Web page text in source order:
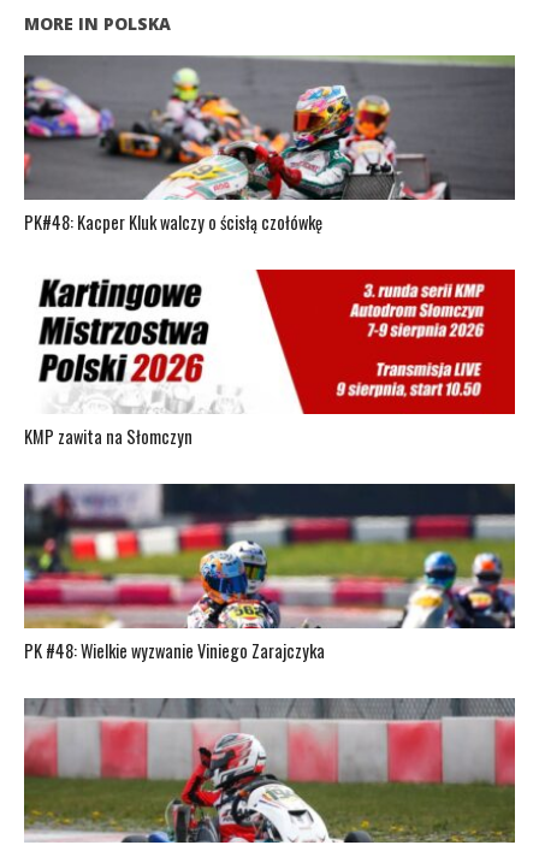
MORE IN POLSKA
PK#48: Kacper Kluk walczy o ścisłą czołówkę
KMP zawita na Słomczyn
PK #48: Wielkie wyzwanie Viniego Zarajczyka